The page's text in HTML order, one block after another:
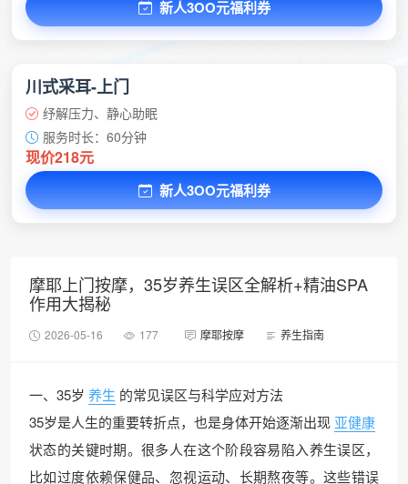
新人3OO元福利券
川式采耳-上门
纾解压力、静心助眠
服务时长：60分钟
现价218元
新人3OO元福利券
摩耶上门按摩，35岁养生误区全解析+精油SPA
作用大揭秘
2026-05-16 177 摩耶按摩 养生指南
一、35岁 养生 的常见误区与科学应对方法
35岁是人生的重要转折点，也是身体开始逐渐出现 亚健康
状态的关键时期。很多人在这个阶段容易陷入养生误区，
比如过度依赖保健品、忽视运动、长期熬夜等。这些错误